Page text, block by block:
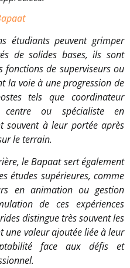
étudiants peuvent grimper
de solides bases, ils sont
fonctions de superviseurs ou
la voie à une progression de
tels que coordinateur
centre ou spécialiste en
souvent à leur portée après
le terrain.
le Bapaat sert également
études supérieures, comme
en animation ou gestion
de ces expériences
distingue très souvent les
valeur ajoutée liée à leur
face aux défis et